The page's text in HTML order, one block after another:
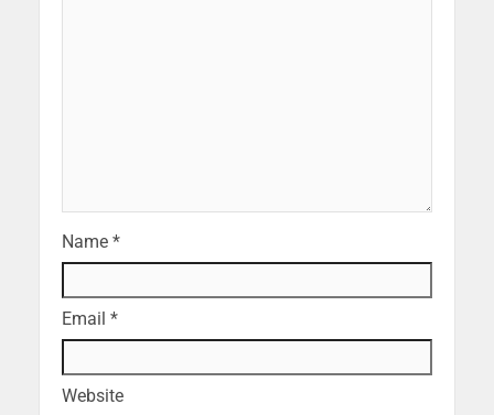
Name *
Email *
Website